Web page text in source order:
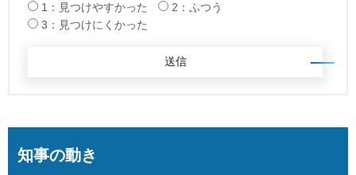
1：見つけやすかった
2：ふつう
3：見つけにくかった
知事の動き